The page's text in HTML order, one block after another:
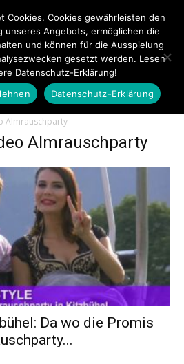
Touristiknews.de
Touristiknews
und
Reiseempfehlungen.
Almrauschparty
Almrauschparty
Da wo die Promis
Cookies. Cookies gewährleisten den
unseres Angebots, ermöglichen die
und können für die Ausspielung
gesetzt werden. Lesen
Datenschutz-Erklärung!
Datenschutz-Erklärung